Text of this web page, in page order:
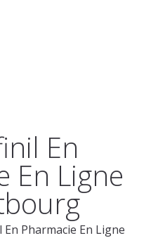
En
En Ligne
Pharmacie En Ligne